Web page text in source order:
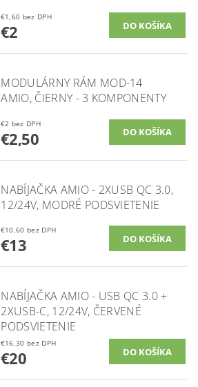
€1,60 bez DPH
€2
MODULÁRNY RÁM MOD-14
AMIO, ČIERNY - 3 KOMPONENTY
€2 bez DPH
€2,50
NABÍJAČKA AMIO - 2XUSB QC 3.0,
12/24V, MODRÉ PODSVIETENIE
€10,60 bez DPH
€13
NABÍJAČKA AMIO - USB QC 3.0 +
2XUSB-C, 12/24V, ČERVENÉ
PODSVIETENIE
€16,30 bez DPH
€20